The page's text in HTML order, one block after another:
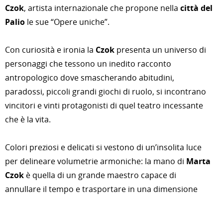
Czok, artista internazionale che propone nella città del
Palio le sue “Opere uniche”.
Con curiosità e ironia la Czok presenta un universo di
personaggi che tessono un inedito racconto
antropologico dove smascherando abitudini,
paradossi, piccoli grandi giochi di ruolo, si incontrano
vincitori e vinti protagonisti di quel teatro incessante
che è la vita.
Colori preziosi e delicati si vestono di un’insolita luce
per delineare volumetrie armoniche: la mano di Marta
Czok è quella di un grande maestro capace di
annullare il tempo e trasportare in una dimensione